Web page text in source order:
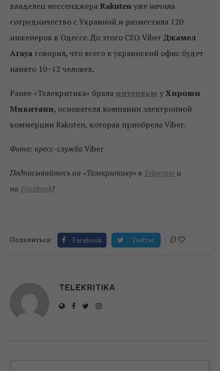
владелец мессенджера Rakutenуже начала
сотрудничество с Украиной и разместила 120
инженеров в Одессе. До этого CEO Viber Джамел
Агауа говорил, что всего в украинский офис будет
нанято 10−12 человек.
Ранее «Телекритика» брала интервью уХироши
Микитани, основателя компании электронной
коммерции Rakuten, которая приобрела Viber.
Фото: пресс-служба Viber
Подписывайтесь на «Телекритику» в Telegram и
на Facebook!
Поделиться: Facebook Twitter 0
TELEKRITIKA